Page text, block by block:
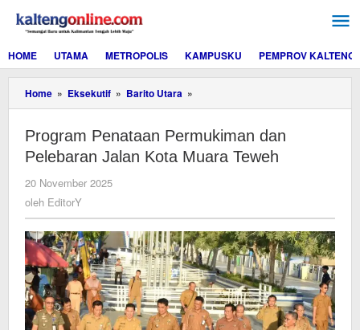
konten
HOME
UTAMA METROPOLIS KAMPUSKU PEMPROV KALTENG
Home » Eksekutif » Barito Utara »
Penataan
dan
Pelebaran
Jalan
Program Penataan Permukiman dan
Pelebaran Jalan Kota Muara Teweh
20 November 2025
oleh EditorY